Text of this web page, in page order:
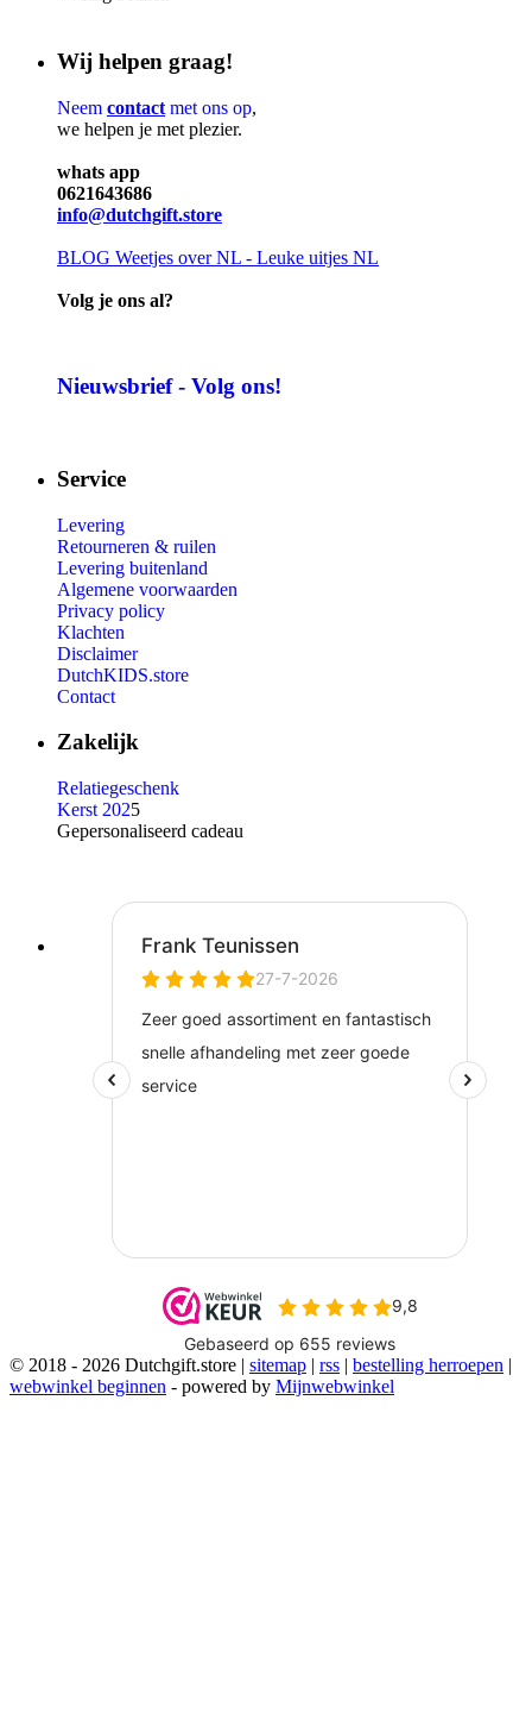
Wij helpen graag!
Neem contact met ons op,
we helpen je met plezier.
whats app
0621643686
info@dutchgift.store
BLOG Weetjes over NL - Leuke uitjes NL
Volg je ons al?
Nieuwsbrief - Volg ons!
Service
Levering
Retourneren & ruilen
Levering buitenland
Algemene voorwaarden
Privacy policy
Klachten
Disclaimer
DutchKIDS.store
Contact
Zakelijk
Relatiegeschenk
Kerst 2025
Gepersonaliseerd cadeau
© 2018 - 2026 Dutchgift.store | sitemap | rss | bestelling herroepen |
webwinkel beginnen - powered by Mijnwebwinkel